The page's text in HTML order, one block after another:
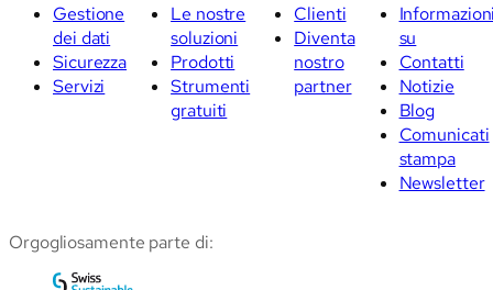
Gestione
dei dati
Sicurezza
Servizi
Le nostre
soluzioni
Prodotti
Strumenti
gratuiti
Clienti
Diventa
nostro
partner
su
Contatti
Notizie
Blog
Comunicati
stampa
Newsletter
Orgogliosamente parte di: